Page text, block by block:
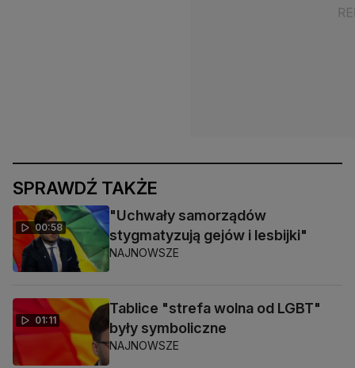
SPRAWDŹ TAKŻE
00:58
"Uchwały samorządów
stygmatyzują gejów i lesbijki"
NAJNOWSZE
01:11
Tablice "strefa wolna od LGBT"
były symboliczne
NAJNOWSZE